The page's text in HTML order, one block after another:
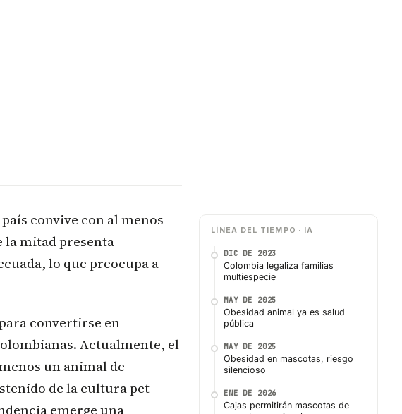
convive con al menos
la mitad presenta
lo que preocupa a
convertirse en
Actualmente, el
un animal de
de la cultura pet
emerge una
LÍNEA DEL TIEMPO · IA
DIC DE 2023
Colombia legaliza familias
multiespecie
MAY DE 2025
Obesidad animal ya es salud
pública
MAY DE 2025
Obesidad en mascotas, riesgo
silencioso
ENE DE 2026
Cajas permitirán mascotas de